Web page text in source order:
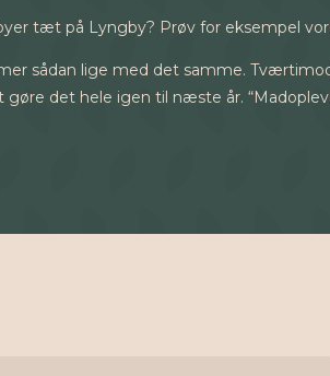
tæt på Lyngby? Prøv for eksempel
sådan lige med det samme.
det hele igen til næste år.